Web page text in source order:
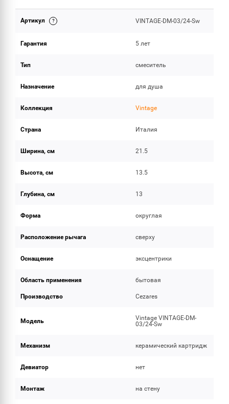
ОБЪЕМ ПОСТАВКИ
Артикул VINTAGE-DM-03/24-Sw
Гарантия 5 лет
Тип смеситель
Назначение для душа
Коллекция Vintage
Страна Италия
Ширина, см 21.5
Высота, см 13.5
Глубина, см 13
Форма округлая
Расположение рычага сверху
Оснащение эксцентрики
Область применения бытовая
Производство Cezares
Модель
Vintage VINTAGE-DM-
03/24-Sw
Механизм керамический картридж
Девиатор нет
Монтаж на стену